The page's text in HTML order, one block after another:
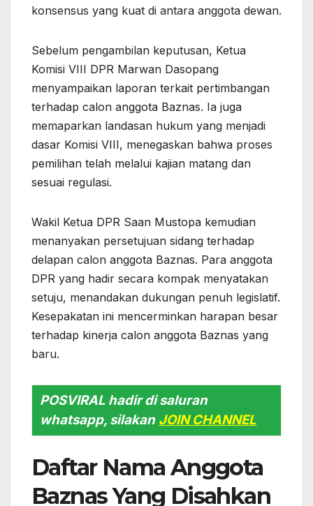
konsensus yang kuat di antara anggota dewan.
Sebelum pengambilan keputusan, Ketua
Komisi VIII DPR Marwan Dasopang
menyampaikan laporan terkait pertimbangan
terhadap calon anggota Baznas. Ia juga
memaparkan landasan hukum yang menjadi
dasar Komisi VIII, menegaskan bahwa proses
pemilihan telah melalui kajian matang dan
sesuai regulasi.
Wakil Ketua DPR Saan Mustopa kemudian
menanyakan persetujuan sidang terhadap
delapan calon anggota Baznas. Para anggota
DPR yang hadir secara kompak menyatakan
setuju, menandakan dukungan penuh legislatif.
Kesepakatan ini mencerminkan harapan besar
terhadap kinerja calon anggota Baznas yang
baru.
POSVIRAL hadir di saluran
whatsapp, silakan JOIN CHANNEL
Daftar Nama Anggota
Baznas Yang Disahkan